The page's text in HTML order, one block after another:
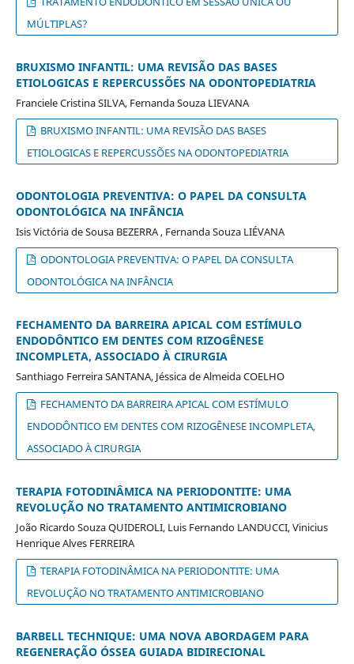
MÚLTIPLAS?
BRUXISMO INFANTIL: UMA REVISÃO DAS BASES
ETIOLOGICAS E REPERCUSSÕES NA ODONTOPEDIATRIA
Franciele Cristina SILVA, Fernanda Souza LIEVANA
BRUXISMO INFANTIL: UMA REVISÃO DAS BASES
ETIOLOGICAS E REPERCUSSÕES NA ODONTOPEDIATRIA
ODONTOLOGIA PREVENTIVA: O PAPEL DA CONSULTA
ODONTOLÓGICA NA INFÂNCIA
Isis Victória de Sousa BEZERRA , Fernanda Souza LIÉVANA
ODONTOLOGIA PREVENTIVA: O PAPEL DA CONSULTA
ODONTOLÓGICA NA INFÂNCIA
FECHAMENTO DA BARREIRA APICAL COM ESTÍMULO
ENDODÔNTICO EM DENTES COM RIZOGÊNESE
INCOMPLETA, ASSOCIADO À CIRURGIA
Santhiago Ferreira SANTANA, Jéssica de Almeida COELHO
FECHAMENTO DA BARREIRA APICAL COM ESTÍMULO
ENDODÔNTICO EM DENTES COM RIZOGÊNESE INCOMPLETA,
ASSOCIADO À CIRURGIA
TERAPIA FOTODINÂMICA NA PERIODONTITE: UMA
REVOLUÇÃO NO TRATAMENTO ANTIMICROBIANO
João Ricardo Souza QUIDEROLI, Luis Fernando LANDUCCI, Vinicius
Henrique Alves FERREIRA
TERAPIA FOTODINÂMICA NA PERIODONTITE: UMA
REVOLUÇÃO NO TRATAMENTO ANTIMICROBIANO
BARBELL TECHNIQUE: UMA NOVA ABORDAGEM PARA
REGENERAÇÃO ÓSSEA GUIADA BIDIRECIONAL